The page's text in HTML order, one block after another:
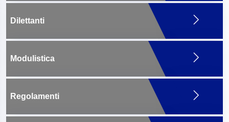
Dilettanti
Modulistica
Regolamenti